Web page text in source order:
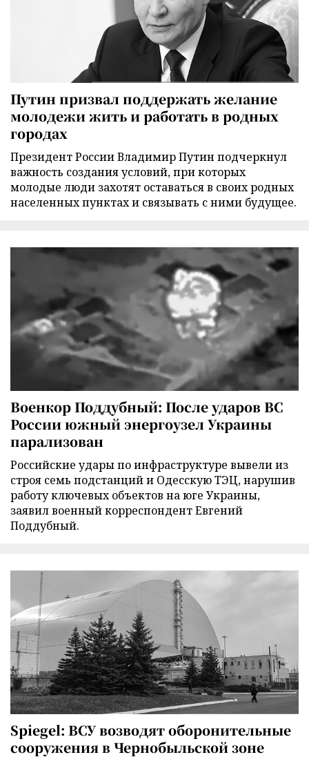
Путин призвал поддержать желание
молодежи жить и работать в родных
городах
Президент России Владимир Путин подчеркнул
важность создания условий, при которых
молодые люди захотят оставаться в своих родных
населенных пунктах и связывать с ними будущее.
Военкор Поддубный: После ударов ВС
России южный энергоузел Украины
парализован
Российские удары по инфраструктуре вывели из
строя семь подстанций и Одесскую ТЭЦ, нарушив
работу ключевых объектов на юге Украины,
заявил военный корреспондент Евгений
Поддубный.
Spiegel: ВСУ возводят оборонительные
сооружения в Чернобыльской зоне